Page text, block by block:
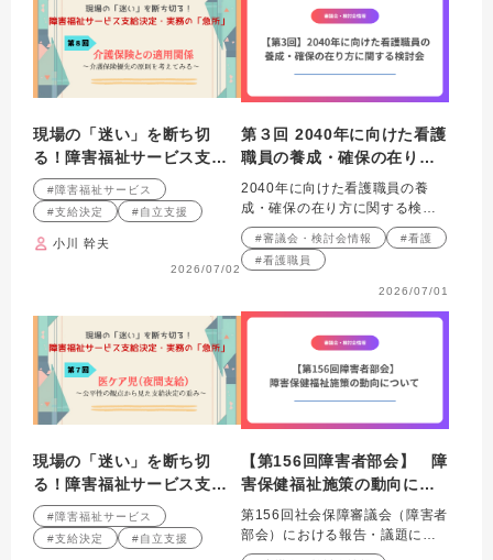
現場の「迷い」を断ち切
る！障害福祉サービス支給
決定・実務の「急所」 第８
回連載 介護保険との適用
関係～介護保険優先の原則
を考えてみる～
#障害福祉サービス
#支給決定
#自立支援
小川 幹夫
2026/07/02
第３回 2040年に向けた看護
職員の養成・確保の在り方
に関する検討会
2040年に向けた看護職員の養
成・確保の在り方に関する検討
会における議題について紹介し
ます。
#審議会・検討会情報
#看護
#看護職員
2026/07/01
現場の「迷い」を断ち切
る！障害福祉サービス支給
決定・実務の「急所」 第７
回 医ケア児（夜間支給）
～公平性の観点から見た支
#障害福祉サービス
#支給決定
#自立支援
【第156回障害者部会】 障
害保健福祉施策の動向につ
いて
第156回社会保障審議会（障害者
部会）における報告・議題につ
いて紹介します。